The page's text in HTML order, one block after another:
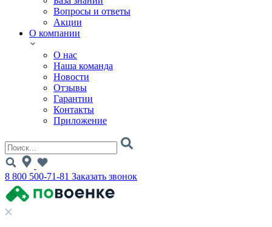
Вопросы и ответы
Акции
О компании
О нас
Наша команда
Новости
Отзывы
Гарантии
Контакты
Приложение
8 800 500-71-81 Заказать звонок